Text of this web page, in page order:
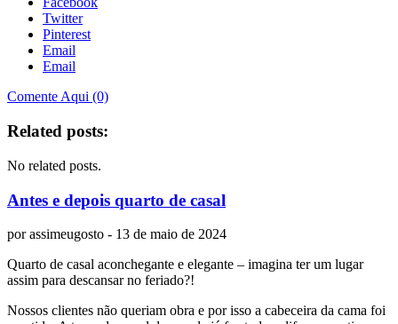
Twitter
Pinterest
Email
Email
Comente Aqui (0)
Related posts:
No related posts.
Antes e depois quarto de casal
porassimeugosto - 13 de maio de 2024
Quarto de casal aconchegante e elegante – imagina ter um lugar
assim para descansar no feriado?!
Nossos clientes não queriam obra e por isso a cabeceira da cama foi